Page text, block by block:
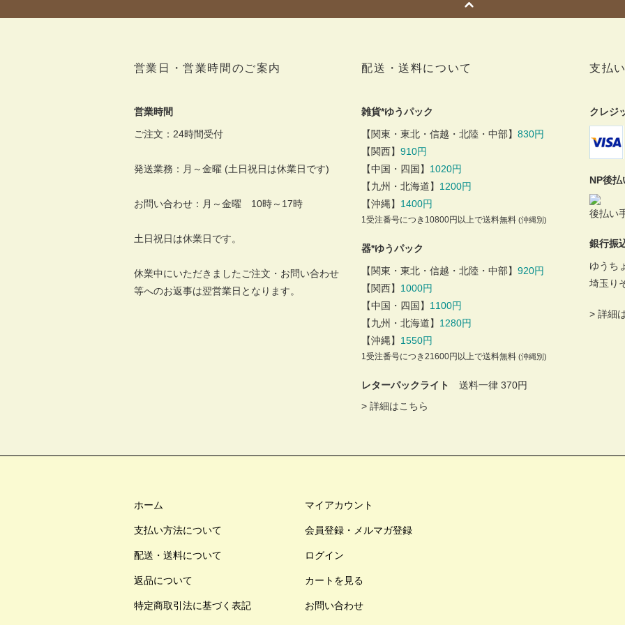
営業日・営業時間のご案内
営業時間
ご注文：24時間受付
発送業務：月～金曜 (土日祝日は休業日です)
お問い合わせ：月～金曜 10時～17時
土日祝日は休業日です。
休業中にいただきましたご注文・お問い合わせ
等へのお返事は翌営業日となります。
配送・送料について
雑貨*ゆうパック
【関東・東北・信越・北陸・中部】830円
【関西】910円
【中国・四国】 1020円
【九州・北海道】 1200円
【沖縄】 1400円
1受注番号につき10800円以上で送料無料 (沖縄別)
器*ゆうパック
【関東・東北・信越・北陸・中部】920円
【関西】 1000円
【中国・四国】 1100円
【九州・北海道】 1280円
【沖縄】 1550円
1受注番号につき21600円以上で送料無料 (沖縄別)
レターパックライト送料一律 370円
>詳細はこちら
支払
クレジ
NP後
後払い
銀行振
ゆうち
埼玉り
>詳細
ホーム
支払い方法について
配送・送料について
返品について
特定商取引法に基づく表記
マイアカウント
会員登録・メルマガ登録
ログイン
カートを見る
お問い合わせ